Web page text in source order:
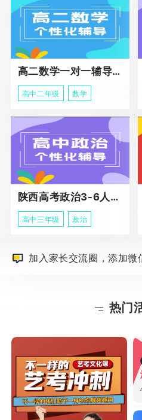
高二数学一对一辅导课程
高中二年级 数学
陕西高考政治3-6人班课程
高中三年级 政治
加入家长交流圈，添加
热门